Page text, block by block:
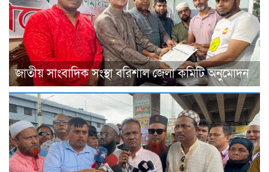
জাতীয় সাংবাদিক সংস্থা বরিশাল জেলা কমিটি অনুমোদন